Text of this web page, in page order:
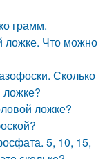
грамм.
ложке. Что можно
Сколько
ложке?
ложке?
5, 10, 15,